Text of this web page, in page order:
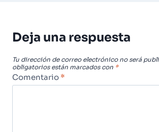
Deja una respuesta
Tu dirección de correo electrónico no será
obligatorios están marcados con *
Comentario *